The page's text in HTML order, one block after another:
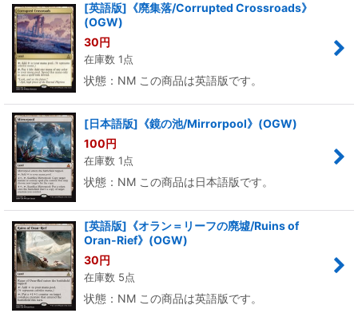
[英語版]《廃集落/Corrupted Crossroads》
(OGW)
30円
在庫数 1点
状態：NM この商品は英語版です。
[日本語版]《鏡の池/Mirrorpool》(OGW)
100円
在庫数 1点
状態：NM この商品は日本語版です。
[英語版]《オラン＝リーフの廃墟/Ruins of
Oran-Rief》(OGW)
30円
在庫数 5点
状態：NM この商品は英語版です。